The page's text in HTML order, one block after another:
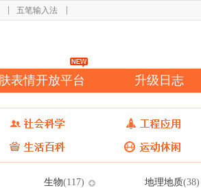
五笔输入法
表情开放平台 升级日志
生物(117) 地理地质(38)